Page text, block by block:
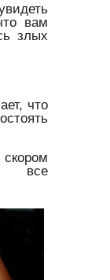
вам
злых
что
все